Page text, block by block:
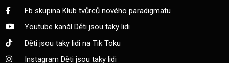
Fb skupina Klub tvůrců nového paradigmatu
Youtube kanál Děti jsou taky lidi
Děti jsou taky lidi na Tik Toku
Instagram Děti jsou taky lidi